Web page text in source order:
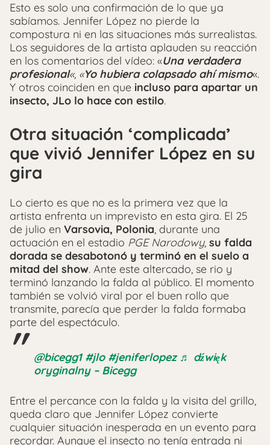
Esto es solo una confirmación de lo que ya
sabíamos. Jennifer López no pierde la
compostura ni en las situaciones más surrealistas.
Los seguidores de la artista aplauden su reacción
en los comentarios del vídeo: «Una verdadera
profesional«, «Yo hubiera colapsado ahí mismo«.
Y otros coinciden en que incluso para apartar un
insecto, JLo lo hace con estilo.
Otra situación ‘complicada’
que vivió Jennifer López en su
gira
Lo cierto es que no es la primera vez que la
artista enfrenta un imprevisto en esta gira. El 25
de julio en Varsovia, Polonia, durante una
actuación en el estadio PGE Narodowy, su falda
dorada se desabotonó y terminó en el suelo a
mitad del show. Ante este altercado, se rio y
terminó lanzando la falda al público. El momento
también se volvió viral por el buen rollo que
transmite, parecía que perder la falda formaba
parte del espectáculo.
@bicegg1 #jlo #jeniferlopez ♬ dźwięk
oryginalny – Bicegg
Entre el percance con la falda y la visita del grillo,
queda claro que Jennifer López convierte
cualquier situación inesperada en un evento para
recordar. Aunque el insecto no tenía entrada ni